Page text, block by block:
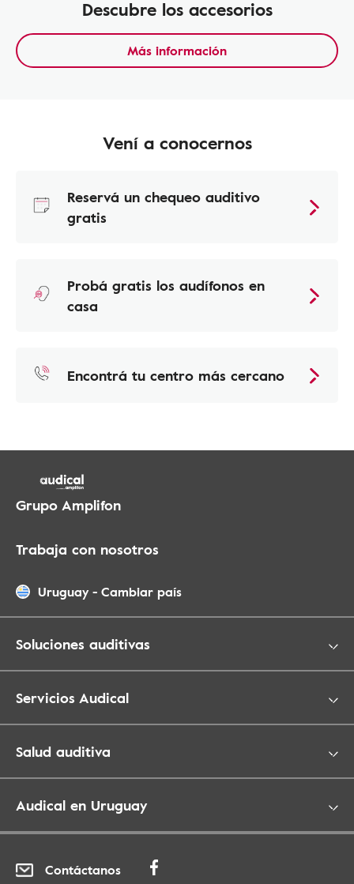
Descubre los accesorios
Más información
Vení a conocernos
Reservá un chequeo auditivo
gratis
Probá gratis los audífonos en
casa
Encontrá tu centro más cercano
Grupo Amplifon
Trabaja con nosotros
Uruguay - Cambiar país
Soluciones auditivas
Servicios Audical
Salud auditiva
Audical en Uruguay
Contáctanos